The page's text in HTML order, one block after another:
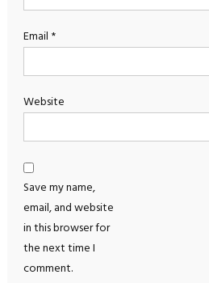
Email *
Website
Save my name,
email, and website
in this browser for
the next time I
comment.